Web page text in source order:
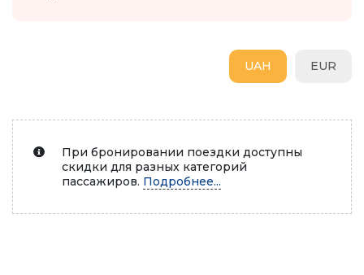
EUR
UAH
При бронировании поездки доступны
скидки для разных категорий
пассажиров. Подробнее...